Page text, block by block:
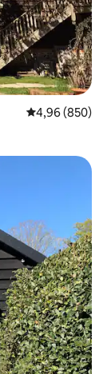
Gemiddelde
4,96 (850)